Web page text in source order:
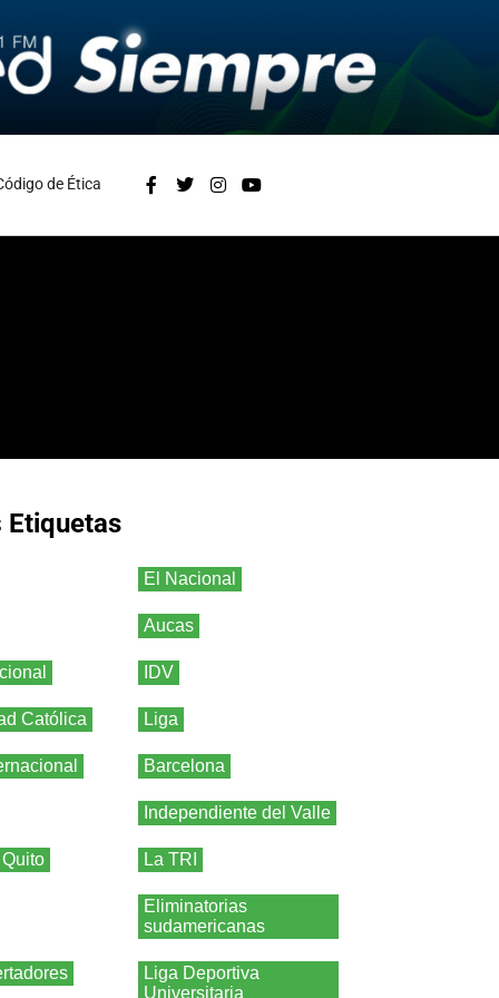
de Ética
Etiquetas
El Nacional
Aucas
IDV
Católica Liga
Barcelona
Independiente del Valle
La TRI
Eliminatorias
sudamericanas
Liga Deportiva
Universitaria